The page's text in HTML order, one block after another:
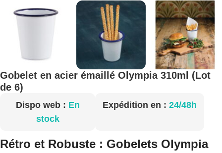
Gobelet en acier émaillé Olympia 310ml (Lot
de 6)
Dispo web : En
stock
Expédition en : 24/48h
Rétro et Robuste : Gobelets Olympia